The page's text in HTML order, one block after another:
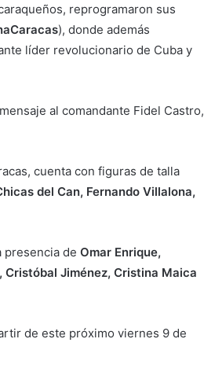
reprogramaron sus
), donde además
líder revolucionario de Cuba y
al comandante Fidel Castro,
cuenta con figuras de talla
del Can, Fernando Villalona,
presencia de Omar Enrique,
Cristóbal Jiménez, Cristina Maica
de este próximo viernes 9 de